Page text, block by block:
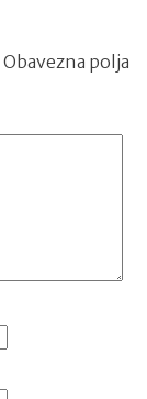
Obavezna polja